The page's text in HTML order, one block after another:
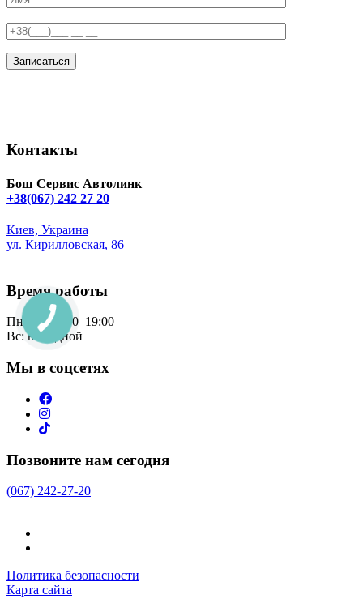
Контакты
Бош Сервис Автолинк
+38(067) 242 27 20
Киев, Украина
ул. Кирилловская, 86
Времяработы
Пн - Сб: 9:00–19:00
Вс: выходной
Мы в соцсетях
Позвоните нам сегодня
(067) 242-27-20
Политика безопасности
Карта сайта